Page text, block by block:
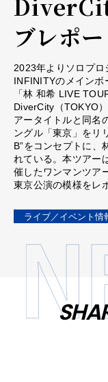
ブレポー
2023年よりソロプロ
INFINITYのメインボ
「林 和希 LIVE
DiverCity（TOKYO
アータイトルと同名
ングル「東京」をリ
B”をコンセプトに、
れている。本ツアー
催したワンマンツア
東京公演の模様をレ
ライブ／イベント情